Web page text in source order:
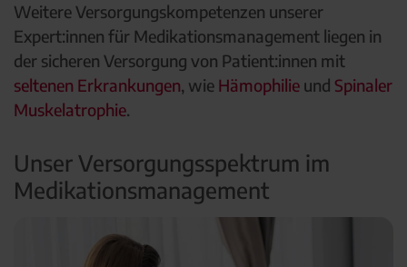
Weitere Versorgungskompetenzen unserer
Expert:innen für Medikationsmanagement liegen in
der sicheren Versorgung von Patient:innen mit
seltenen Erkrankungen, wie Hämophilie und Spinaler
Muskelatrophie.
Unser Versorgungsspektrum im
Medikationsmanagement